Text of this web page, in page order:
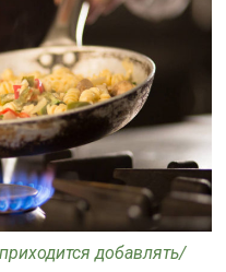
добавлять/